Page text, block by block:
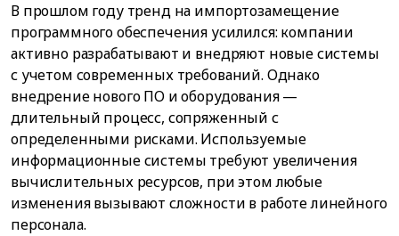
В прошлом году тренд на импортозамещение
программного обеспечения усилился: компании
активно разрабатывают и внедряют новые системы
с учетом современных требований. Однако
внедрение нового ПО и оборудования —
длительный процесс, сопряженный с
определенными рисками. Используемые
информационные системы требуют увеличения
вычислительных ресурсов, при этом любые
изменения вызывают сложности в работе линейного
персонала.